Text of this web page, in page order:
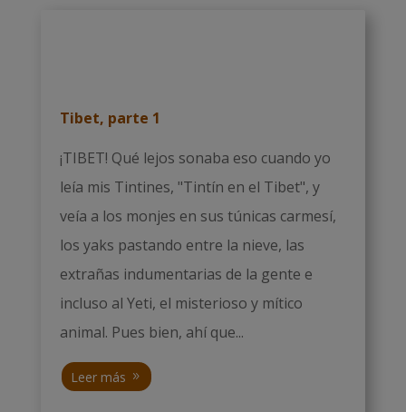
Tibet, parte 1
¡TIBET! Qué lejos sonaba eso cuando yo
leía mis Tintines, "Tintín en el Tibet", y
veía a los monjes en sus túnicas carmesí,
los yaks pastando entre la nieve, las
extrañas indumentarias de la gente e
incluso al Yeti, el misterioso y mítico
animal. Pues bien, ahí que...
Leer más